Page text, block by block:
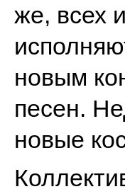
же, всех
новым
песен.
новые